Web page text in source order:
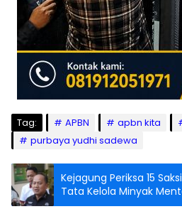
Tag: APBN apbn kita
purbaya yudhi sadewa
Kejagung Periksa 15
Tata Kelola Minyak
Kilang Pertamina